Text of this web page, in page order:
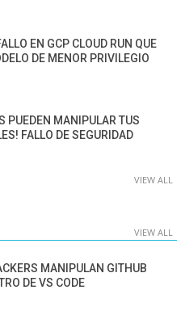
EN GCP CLOUD RUN QUE
DE MENOR PRIVILEGIO
PUEDEN MANIPULAR TUS
FALLO DE SEGURIDAD
VIEW ALL
VIEW ALL
MANIPULAN GITHUB
DE VS CODE